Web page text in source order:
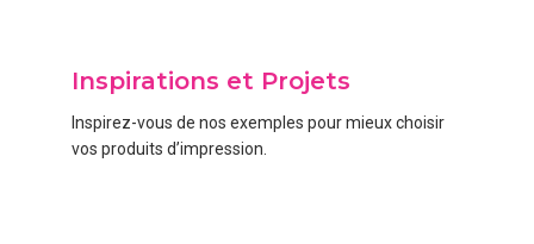
Inspirations et Projets
Inspirez-vous de nos exemples pour mieux choisir
vos produits d’impression.